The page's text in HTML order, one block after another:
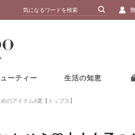
ーティー 生活の知恵
のアイテム4選【トップス】